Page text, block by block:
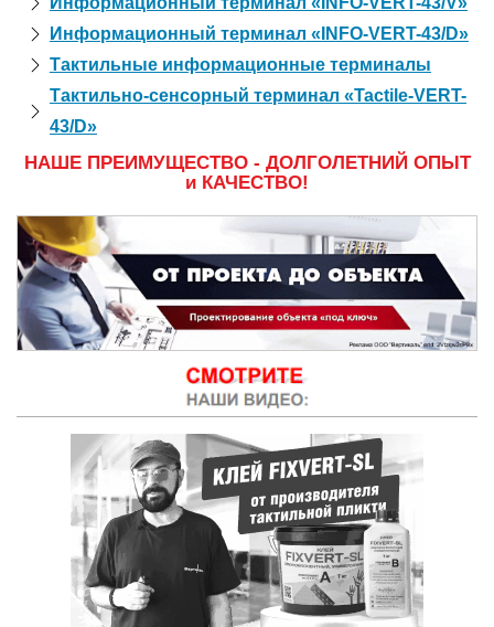
Информационный терминал «INFO-VERT-43/D»
Тактильные информационные терминалы
Тактильно-сенсорный терминал «Tactile-VERT-
43/D»
НАШЕ ПРЕИМУЩЕСТВО - ДОЛГОЛЕТНИЙ ОПЫТ
и КАЧЕСТВО!